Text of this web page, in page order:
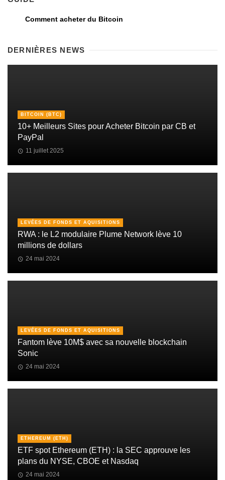
Comment acheter du Bitcoin
DERNIÈRES NEWS
BITCOIN (BTC)
10+ Meilleurs Sites pour Acheter Bitcoin par CB et
PayPal
11 juillet 2025
LEVÉES DE FONDS ET AQUISITIONS
RWA : le L2 modulaire Plume Network lève 10
millions de dollars
24 mai 2024
LEVÉES DE FONDS ET AQUISITIONS
Fantom lève 10M$ avec sa nouvelle blockchain
Sonic
24 mai 2024
ETHEREUM (ETH)
ETF spot Ethereum (ETH) : la SEC approuve les
plans du NYSE, CBOE et Nasdaq
24 mai 2024